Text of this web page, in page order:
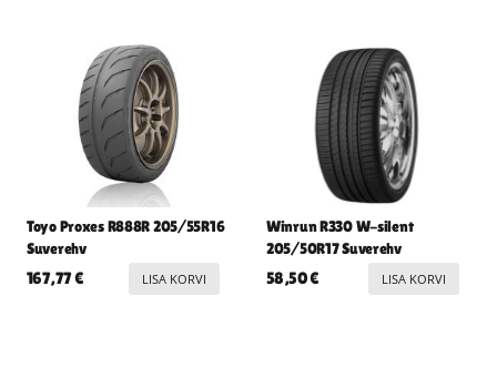
Toyo Proxes R888R 205/55R16
Suverehv
167,77€ LISA KORVI
Winrun R330 W-silent
205/50R17 Suverehv
58,50€ LISA KORVI